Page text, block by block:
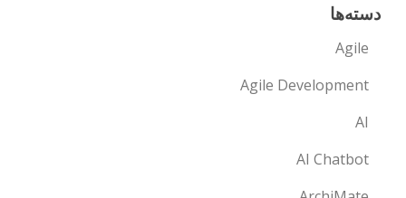
دسته‌ها
Agile
Agile Development
AI
AI Chatbot